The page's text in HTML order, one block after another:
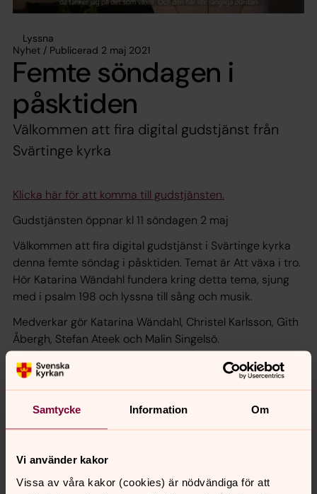
Samtycke Information Om
Vi använder kakor
Vissa av våra kakor (cookies) är nödvändiga för att
Lyssna
Nyhet / Publicerad 2 maj 2021
Femte söndagen i
påsktiden
Välkommen att fira digital gudstjänst från
Svärtinge kyrka
Klicka här för att komma till gudstjänsten.
Gudstjänsten öppnar kl 11 söndagen 2 maj
Välkommen att fira digital gudstjänst i Svärtinge kyrka
denna femte söndag i påsktiden. Temat är Att växa i tro.
Hör Katarina Wändahl fundera kring detta tema, sjung
med i psalm 198 och lyssna till sång och musik.
Medverkar gör Katarina Wändahl, Christel Karlsson, Gith
Åbergh, Stefan Ateek och Malin Singelsö.
Synpunkter eller frågor på sidans
innehåll?